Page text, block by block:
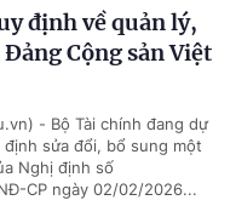
định về quản lý,
Cộng sản Việt
- Bộ Tài chính đang dự
sửa đổi, bổ sung một
Nghị định số
CP ngày 02/02/2026...